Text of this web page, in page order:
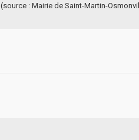
(source : Mairie de Saint-Martin-